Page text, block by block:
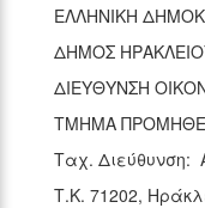
ΕΛΛΗΝΙΚΗ
ΔΗΜΟΣ
ΔΙΕΥΘΥΝΣΗ
ΤΜΗΜΑ
Ταχ. Διεύθυνση:
Τ.Κ. 71202,